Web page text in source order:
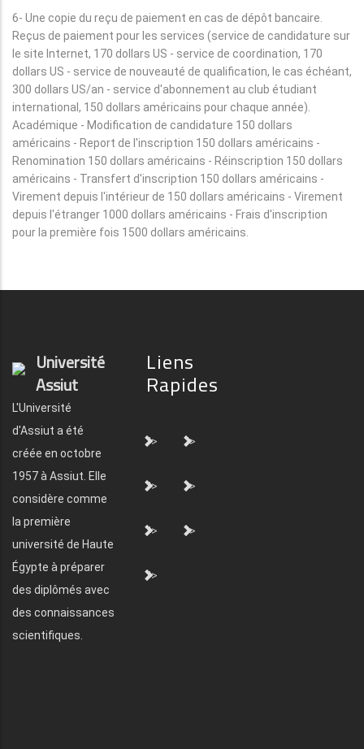
6- Une copie du reçu de paiement en cas de dépôt bancaire.
Reçus de paiement pour les services (service de candidature sur
le site Internet, 170 dollars US - service de coordination, 170
dollars US - service de nouveauté de qualification, le cas échéant,
300 dollars US/an - service d'abonnement au club étudiant
international, 150 dollars américains pour chaque année).
Académique - Modification de candidature 150 dollars
américains - Report de l'inscription 150 dollars américains -
Renomination 150 dollars américains - Réinscription 150 dollars
américains - Transfert d'inscription 150 dollars américains -
Virement depuis l'intérieur de 150 dollars américains - Virement
depuis l'étranger 1000 dollars américains - Frais d'inscription
pour la première fois 1500 dollars américains.
Université
Assiut
L'Université
d'Assiut a été
créée en octobre
1957 à Assiut. Elle
considère comme
la première
université de Haute
Égypte à préparer
des diplômés avec
des connaissances
scientifiques.
Liens
Rapides
"> ">
"> ">
"> ">
">